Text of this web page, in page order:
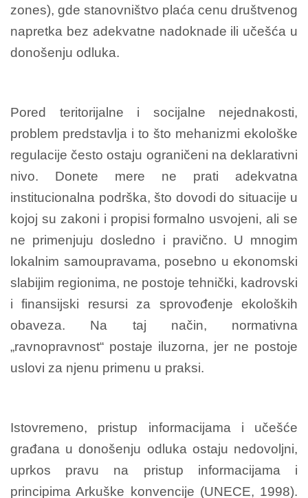
zones), gde stanovništvo plaća cenu društvenog
napretka bez adekvatne nadoknade ili učešća u
donošenju odluka.
Pored teritorijalne i socijalne nejednakosti,
problem predstavlja i to što mehanizmi ekološke
regulacije često ostaju ograničeni na deklarativni
nivo. Donete mere ne prati adekvatna
institucionalna podrška, što dovodi do situacije u
kojoj su zakoni i propisi formalno usvojeni, ali se
ne primenjuju dosledno i pravično. U mnogim
lokalnim samoupravama, posebno u ekonomski
slabijim regionima, ne postoje tehnički, kadrovski
i finansijski resursi za sprovođenje ekoloških
obaveza. Na taj način, normativna
„ravnopravnost“ postaje iluzorna, jer ne postoje
uslovi za njenu primenu u praksi.
Istovremeno, pristup informacijama i učešće
građana u donošenju odluka ostaju nedovoljni,
uprkos pravu na pristup informacijama i
principima Arkuške konvencije (UNECE, 1998).